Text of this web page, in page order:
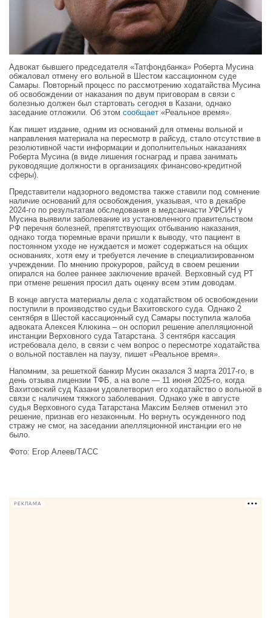
Адвокат бывшего председателя «Татфондбанка» Роберта Мусина
обжаловал отмену его вольной в Шестом кассационном суде
Самары. Повторный процесс по рассмотрению ходатайства Мусина
об освобождении от наказания по двум приговорам в связи с
болезнью должен был стартовать сегодня в Казани, однако
заседание отложили. Об этом сообщает «Реальное время».
Как пишет издание, одним из оснований для отмены вольной и
направления материала на пересмотр в райсуд, стало отсутствие в
резолютивной части информации и дополнительных наказаниях
Роберта Мусина (в виде лишения госнаград и права занимать
руководящие должности в организациях финансово-кредитной
сферы).
Представители надзорного ведомства также ставили под сомнение
наличие оснований для освобождения, указывая, что в декабре
2024-го по результатам обследования в медсанчасти УФСИН у
Мусина выявили заболевание из установленного правительством
РФ перечня болезней, препятствующих отбыванию наказания,
однако тогда тюремные врачи пришли к выводу, что пациент в
постоянном уходе не нуждается и может содержаться на общих
основаниях, хотя ему и требуется лечение в специализированном
учреждении. По мнению прокуроров, райсуд в своем решении
опирался на более раннее заключение врачей. Верховный суд РТ
при отмене решения просил дать оценку всем этим доводам.
В конце августа материалы дела с ходатайством об освобождении
поступили в производство судьи Вахитовского суда. Однако 2
сентября в Шестой кассационный суд Самары поступила жалоба
адвоката Алексея Клюкина – он оспорил решение апелляционной
инстанции Верховного суда Татарстана. 3 сентября кассация
истребовала дело, в связи с чем вопрос о пересмотре ходатайства
о вольной поставлен на паузу, пишет «Реальное время».
Напомним, за решеткой банкир Мусин оказался 3 марта 2017-го, в
день отзыва лицензии ТФБ, а на воле — 11 июня 2025-го, когда
Вахитовский суд Казани удовлетворил его ходатайство о вольной в
связи с наличием тяжкого заболевания. Однако уже в августе
судья Верховного суда Татарстана Максим Беляев отменил это
решение, признав его незаконным. Но вернуть осужденного под
стражу не смог, на заседании апелляционной инстанции его не
было.
Фото: Егор Алеев/ТАСС
РЕКЛАМА